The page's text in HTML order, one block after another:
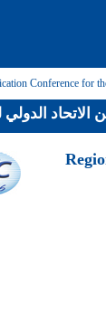
الاتحاد الدولي